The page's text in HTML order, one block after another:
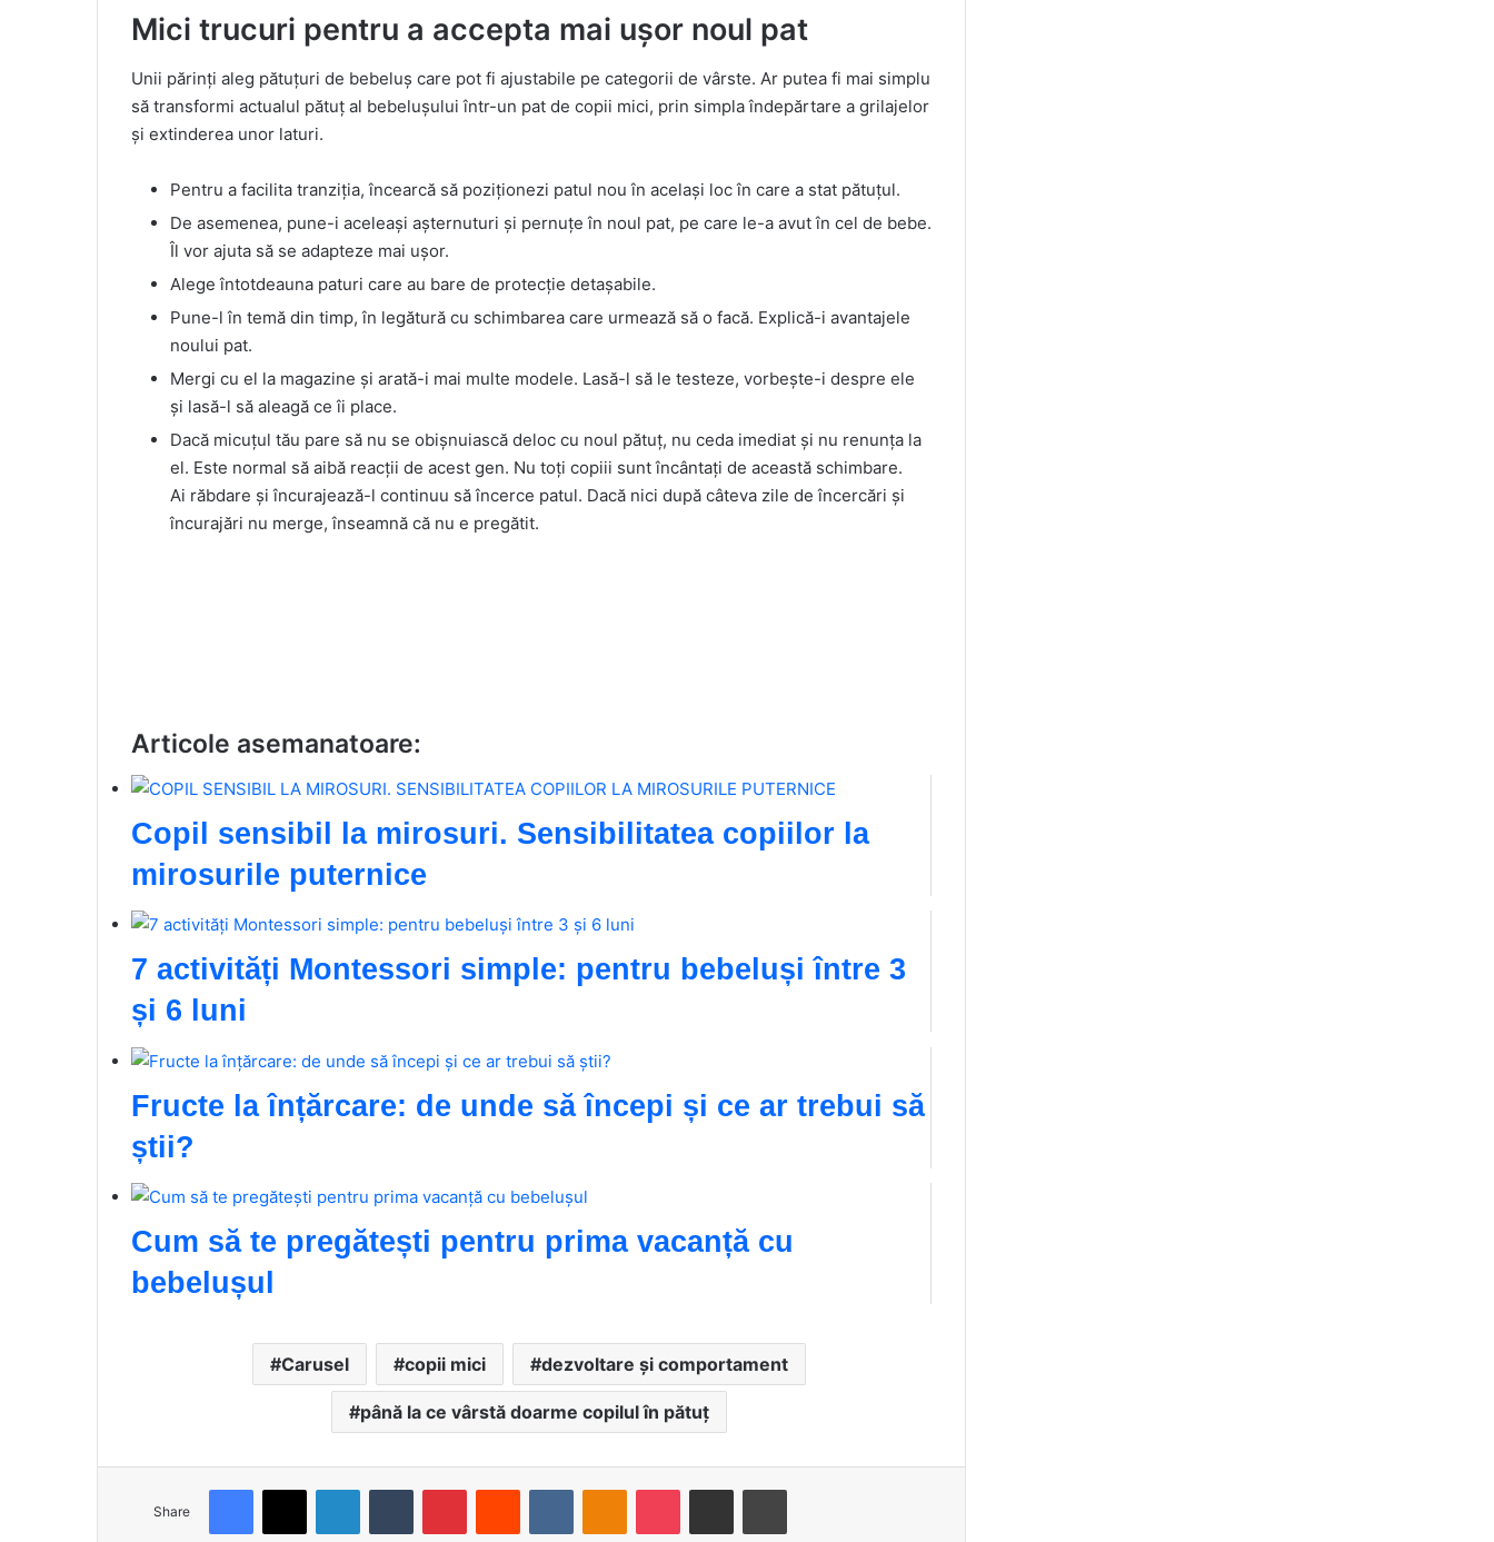
Mici trucuri pentru a accepta mai ușor noul pat
Unii părinți aleg pătuțuri de bebeluș care pot fi ajustabile pe categorii de vârste. Ar putea fi mai simplu
să transformi actualul pătuț al bebelușului într-un pat de copii mici, prin simpla îndepărtare a grilajelor
și extinderea unor laturi.
Pentru a facilita tranziția, încearcă să poziționezi patul nou în același loc în care a stat pătuțul.
De asemenea, pune-i aceleași așternuturi și pernuțe în noul pat, pe care le-a avut în cel de bebe.
Îl vor ajuta să se adapteze mai ușor.
Alege întotdeauna paturi care au bare de protecție detașabile.
Pune-l în temă din timp, în legătură cu schimbarea care urmează să o facă. Explică-i avantajele
noului pat.
Mergi cu el la magazine și arată-i mai multe modele. Lasă-l să le testeze, vorbește-i despre ele
și lasă-l să aleagă ce îi place.
Dacă micuțul tău pare să nu se obișnuiască deloc cu noul pătuț, nu ceda imediat și nu renunța la
el. Este normal să aibă reacții de acest gen. Nu toți copiii sunt încântați de această schimbare.
Ai răbdare și încurajează-l continuu să încerce patul. Dacă nici după câteva zile de încercări și
încurajări nu merge, înseamnă că nu e pregătit.
Articole asemanatoare:
Copil sensibil la mirosuri. Sensibilitatea copiilor la
mirosurile puternice
7 activități Montessori simple: pentru bebeluși între 3
și 6 luni
Fructe la înțărcare: de unde să începi și ce ar trebui să
știi?
Cum să te pregătești pentru prima vacanță cu
bebelușul
Carusel copii mici dezvoltare și comportament
până la ce vârstă doarme copilul în pătuț
Share